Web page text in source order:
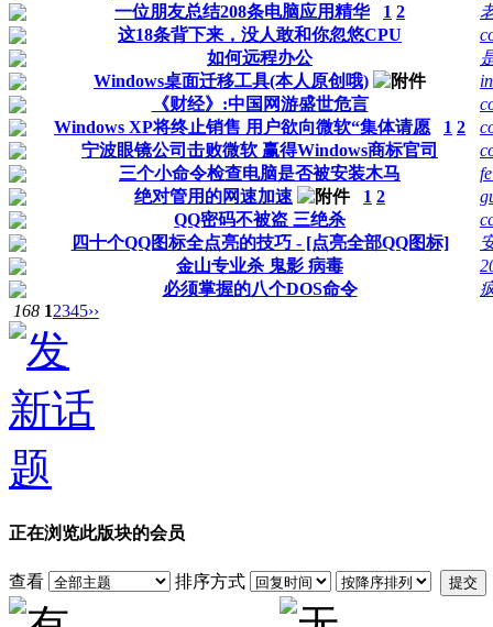
一位朋友总结208条电脑应用精华
1 2
这18条背下来，没人敢和你忽悠CPU
如何远程办公
Windows桌面迁移工具(本人原创哦)
《财经》:中国网游盛世危言
Windows XP将终止销售 用户欲向微软“集体请愿
1 2
宁波眼镜公司击败微软 赢得Windows商标官司
三个小命令检查电脑是否被安装木马
绝对管用的网速加速
1 2
QQ密码不被盗 三绝杀
四十个QQ图标全点亮的技巧 - [点亮全部QQ图标]
金山专业杀 鬼影 病毒
必须掌握的八个DOS命令
168 12345››
正在浏览此版块的会员
查看 排序方式 提交